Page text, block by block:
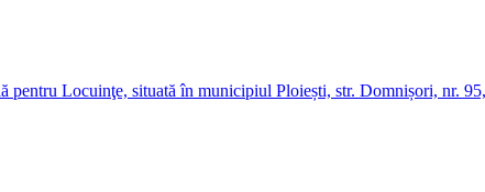
Locuinţe, situată în municipiul Ploiești, str. Domnișori, nr.